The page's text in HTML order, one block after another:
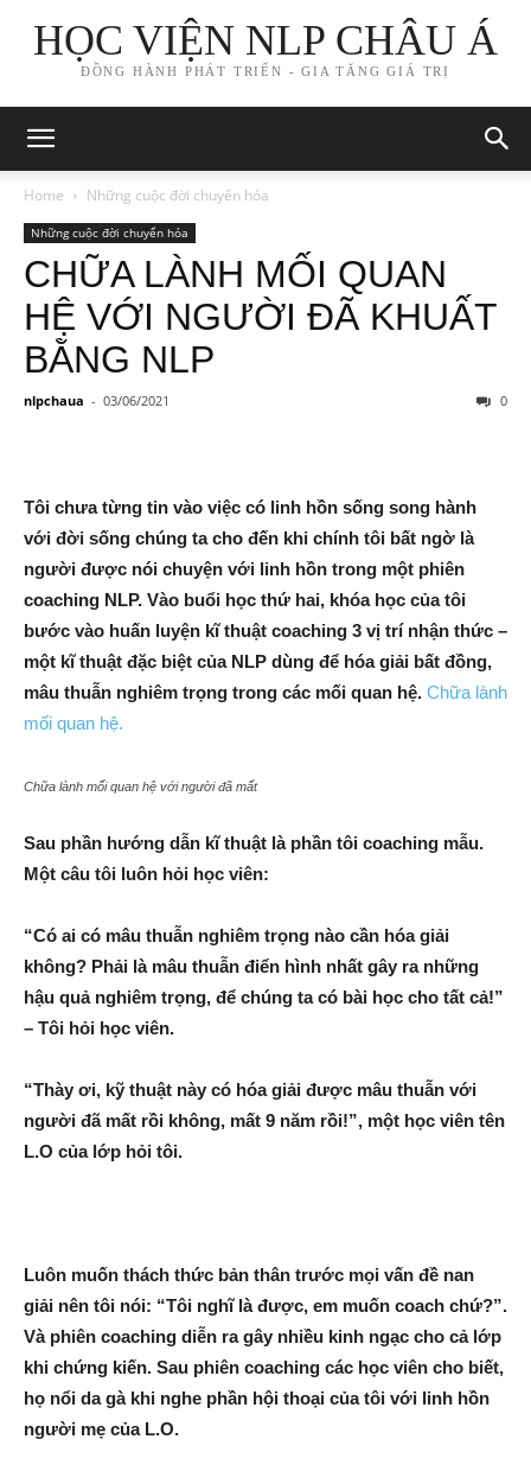
HỌC VIỆN NLP CHÂU Á
ĐỒNG HÀNH PHÁT TRIỂN - GIA TĂNG GIÁ TRỊ
Home Những cuộc đời chuyển hóa
Những cuộc đời chuyển hóa
CHỮA LÀNH MỐI QUAN
HỆ VỚI NGƯỜI ĐÃ KHUẤT
BẰNG NLP
nlpchaua - 03/06/2021 0
Tôi chưa từng tin vào việc có linh hồn sống song hành
với đời sống chúng ta cho đến khi chính tôi bất ngờ là
người được nói chuyện với linh hồn trong một phiên
coaching NLP. Vào buổi học thứ hai, khóa học của tôi
bước vào huấn luyện kĩ thuật coaching 3 vị trí nhận thức –
một kĩ thuật đặc biệt của NLP dùng để hóa giải bất đồng,
mâu thuẫn nghiêm trọng trong các mối quan hệ. Chữa lành
mối quan hệ.
Chữa lành mối quan hệ với người đã mất
Sau phần hướng dẫn kĩ thuật là phần tôi coaching mẫu.
Một câu tôi luôn hỏi học viên:
“Có ai có mâu thuẫn nghiêm trọng nào cần hóa giải
không? Phải là mâu thuẫn điển hình nhất gây ra những
hậu quả nghiêm trọng, để chúng ta có bài học cho tất cả!”
– Tôi hỏi học viên.
“Thày ơi, kỹ thuật này có hóa giải được mâu thuẫn với
người đã mất rồi không, mất 9 năm rồi!”, một học viên tên
L.O của lớp hỏi tôi.
Luôn muốn thách thức bản thân trước mọi vấn đề nan
giải nên tôi nói: “Tôi nghĩ là được, em muốn coach chứ?”.
Và phiên coaching diễn ra gây nhiều kinh ngạc cho cả lớp
khi chứng kiến. Sau phiên coaching các học viên cho biết,
họ nổi da gà khi nghe phần hội thoại của tôi với linh hồn
người mẹ của L.O.